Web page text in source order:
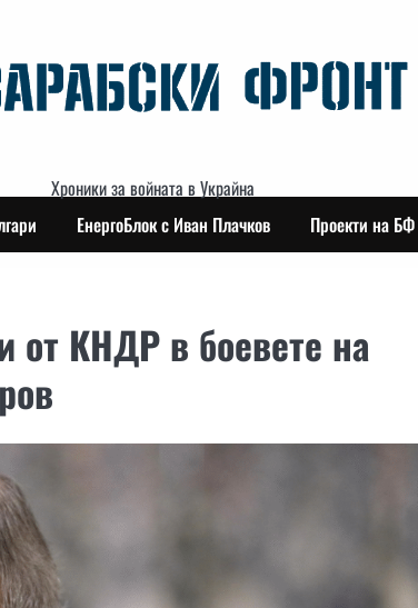
Хроники за войната в Украйна
ЕнергоБлок с Иван Плачков Проекти на БФ
от КНДР в боевете на